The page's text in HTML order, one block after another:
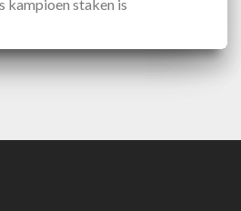
kampioen staken is